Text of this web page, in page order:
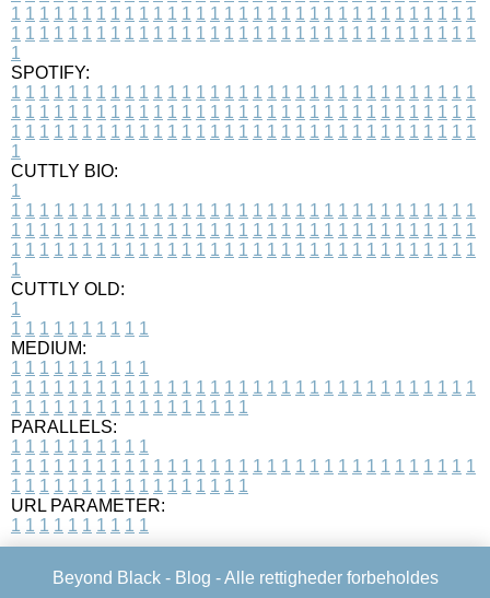
1 1 1 1 1 1 1 1 1 1 1 1 1 1 1 1 1 1 1 1 1 1 1 1 1 1 1 1 1 1 1 1 1
1 1 1 1 1 1 1 1 1 1 1 1 1 1 1 1 1 1 1 1 1 1 1 1 1 1 1 1 1 1 1 1 1
1
SPOTIFY:
1 1 1 1 1 1 1 1 1 1 1 1 1 1 1 1 1 1 1 1 1 1 1 1 1 1 1 1 1 1 1 1 1
1 1 1 1 1 1 1 1 1 1 1 1 1 1 1 1 1 1 1 1 1 1 1 1 1 1 1 1 1 1 1 1 1
1 1 1 1 1 1 1 1 1 1 1 1 1 1 1 1 1 1 1 1 1 1 1 1 1 1 1 1 1 1 1 1 1
1
CUTTLY BIO:
1
1 1 1 1 1 1 1 1 1 1 1 1 1 1 1 1 1 1 1 1 1 1 1 1 1 1 1 1 1 1 1 1 1
1 1 1 1 1 1 1 1 1 1 1 1 1 1 1 1 1 1 1 1 1 1 1 1 1 1 1 1 1 1 1 1 1
1 1 1 1 1 1 1 1 1 1 1 1 1 1 1 1 1 1 1 1 1 1 1 1 1 1 1 1 1 1 1 1 1
1
CUTTLY OLD:
1
1 1 1 1 1 1 1 1 1 1
MEDIUM:
1 1 1 1 1 1 1 1 1 1
1 1 1 1 1 1 1 1 1 1 1 1 1 1 1 1 1 1 1 1 1 1 1 1 1 1 1 1 1 1 1 1 1
1 1 1 1 1 1 1 1 1 1 1 1 1 1 1 1 1
PARALLELS:
1 1 1 1 1 1 1 1 1 1
1 1 1 1 1 1 1 1 1 1 1 1 1 1 1 1 1 1 1 1 1 1 1 1 1 1 1 1 1 1 1 1 1
1 1 1 1 1 1 1 1 1 1 1 1 1 1 1 1 1
URL PARAMETER:
1 1 1 1 1 1 1 1 1 1
Beyond Black - Blog - Alle rettigheder forbeholdes